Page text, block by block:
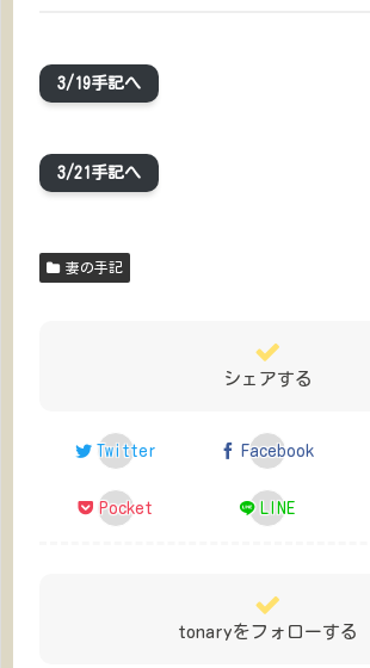
3/19手記へ
3/21手記へ
妻の手記
シェアする
Twitter Facebook
Pocket LINE
tonaryをフォローする